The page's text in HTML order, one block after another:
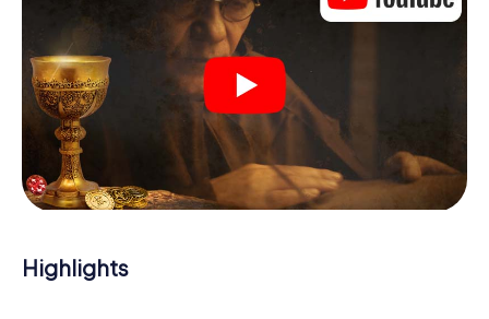
Bei unserer Schatzsuche in Braine-l’Alleud ist für jeden
Spieler die passende Rolle dabei.
Sind die Rollen verteilt, kann die Krimi-Schatzsuche durch
Braine-l’Alleud losgehen: An den unterschiedlichsten
Orten in der Stadt knacken Sie verschlüsselte Codes,
lösen knifflige Logikaufgaben und fahnden nach Spuren
und Hinweisstücken. Ihr Smartphone ist dabei Ihr
wichtigstes Ermittlerwerkzeug: Unsere eigens
entwickelte App lässt Sie Kontaktpersonen befragen und
Objekte zu sammeln und navigiert Sie sicher durch Braine-
l’Alleud.
Highlights